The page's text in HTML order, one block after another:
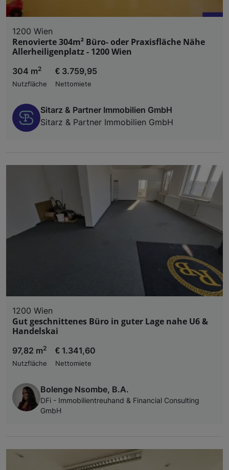
1200 Wien
Renovierte 304m² Büro- oder Praxisfläche Nähe
Allerheiligenplatz - 1200 Wien
304 m2
Nutzfläche
€ 3.759,95
Nettomiete
Sitarz & Partner Immobilien GmbH
Sitarz & Partner Immobilien GmbH
1200 Wien
Gut geschnittenes Büro in guter Lage nahe U6 &
Handelskai
97,82 m2
Nutzfläche
€ 1.341,60
Nettomiete
Bolenge Nsombe, B.A.
DFi - Immobilientreuhand & Financial Consulting
GmbH